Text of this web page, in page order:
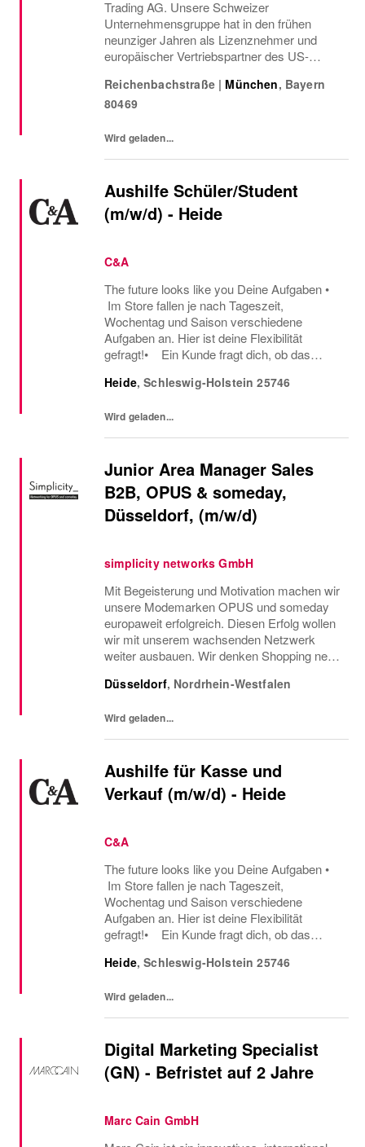
Trading AG. Unsere Schweizer
Unternehmensgruppe hat in den frühen
neunziger Jahren als Lizenznehmer und
europäischer Vertriebspartner des US-
Arbeitsbekleidungsherstellers Carhartt ihren
Anfang genommen.
Reichenbachstraße | München, Bayern
80469
Wird geladen...
Aushilfe Schüler/Student
(m/w/d) - Heide
C&A
The future looks like you Deine Aufgaben •
Im Store fallen je nach Tageszeit,
Wochentag und Saison verschiedene
Aufgaben an. Hier ist deine Flexibilität
gefragt!• Ein Kunde fragt dich, ob das
Größe verfügbar ist oder welcher Gürtel gut
Heide,Schleswig-Holstein 25746
Wird geladen...
Junior Area Manager Sales
B2B, OPUS & someday,
Düsseldorf, (m/w/d)
simplicity networks GmbH
Mit Begeisterung und Motivation machen wir
unsere Modemarken OPUS und someday
europaweit erfolgreich. Diesen Erfolg wollen
wir mit unserem wachsenden Netzwerk
weiter ausbauen. Wir denken Shopping neu.
Detail. Im Sales stehen die Zusammenarbeit
Düsseldorf, Nordrhein-Westfalen
Wird geladen...
Aushilfe für Kasse und
Verkauf (m/w/d) - Heide
C&A
The future looks like you Deine Aufgaben •
Im Store fallen je nach Tageszeit,
Wochentag und Saison verschiedene
Aufgaben an. Hier ist deine Flexibilität
gefragt!• Ein Kunde fragt dich, ob das
Größe verfügbar ist oder welcher Gürtel gut
Heide,Schleswig-Holstein 25746
Wird geladen...
Digital Marketing Specialist
(GN) - Befristet auf 2 Jahre
Marc Cain GmbH